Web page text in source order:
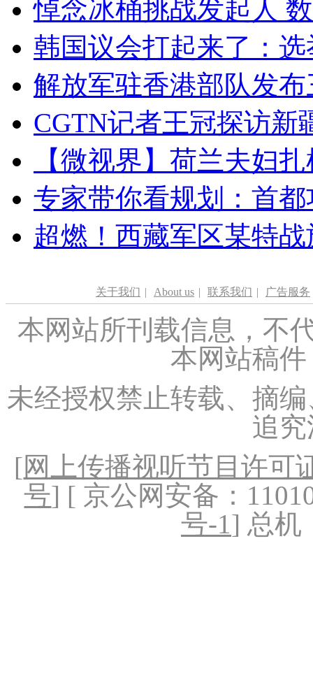
悼念冰桶挑战发起人
韩国议会打起来了：
解放军驻香港部队发
CGTN记者王冠探访新
【微视界】荷兰夫妇
专家带你看规划：首
超燃！西藏军区某特
关于我们 | About us | 联系我们 | 广告服务
本网站所刊载信息，不
本网站稿
未经授权禁止转载、摘
追
[网上传播视听节目许可
号] [ 京公网安备：
号-1] 总机